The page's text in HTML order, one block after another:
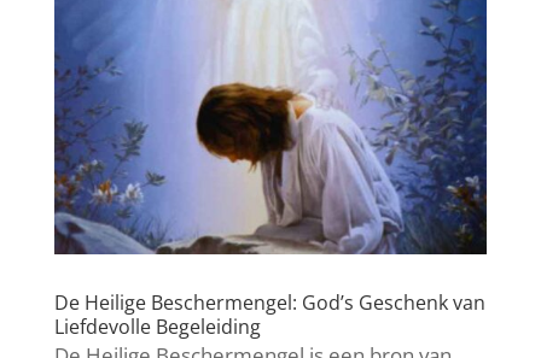
De Heilige Beschermengel: God’s Geschenk van
Liefdevolle Begeleiding